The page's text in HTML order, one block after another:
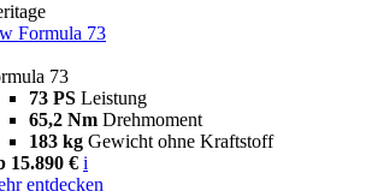
Formula 73
73
73 PS Leistung
65,2 Nm Drehmoment
183 kg Gewicht ohne Kraftstoff
15.890 € i
entdecken